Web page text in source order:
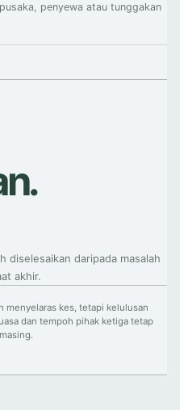
penyewa atau tunggakan
diselesaikan daripada masalah
akhir.
menyelaras kes, tetapi kelulusan
dan tempoh pihak ketiga tetap